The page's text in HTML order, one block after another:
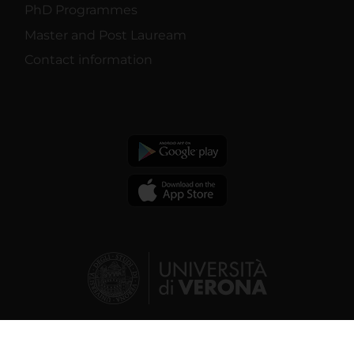
PhD Programmes
Master and Post Lauream
Contact information